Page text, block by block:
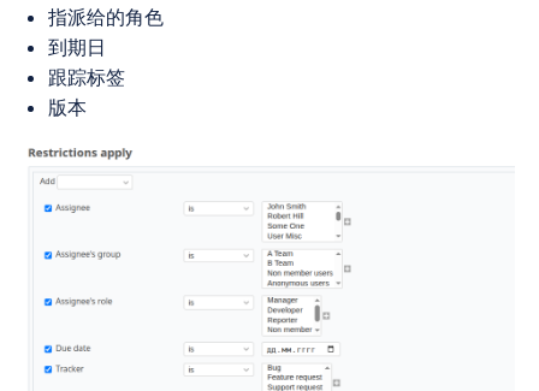
指派给的角色
到期日
跟踪标签
版本